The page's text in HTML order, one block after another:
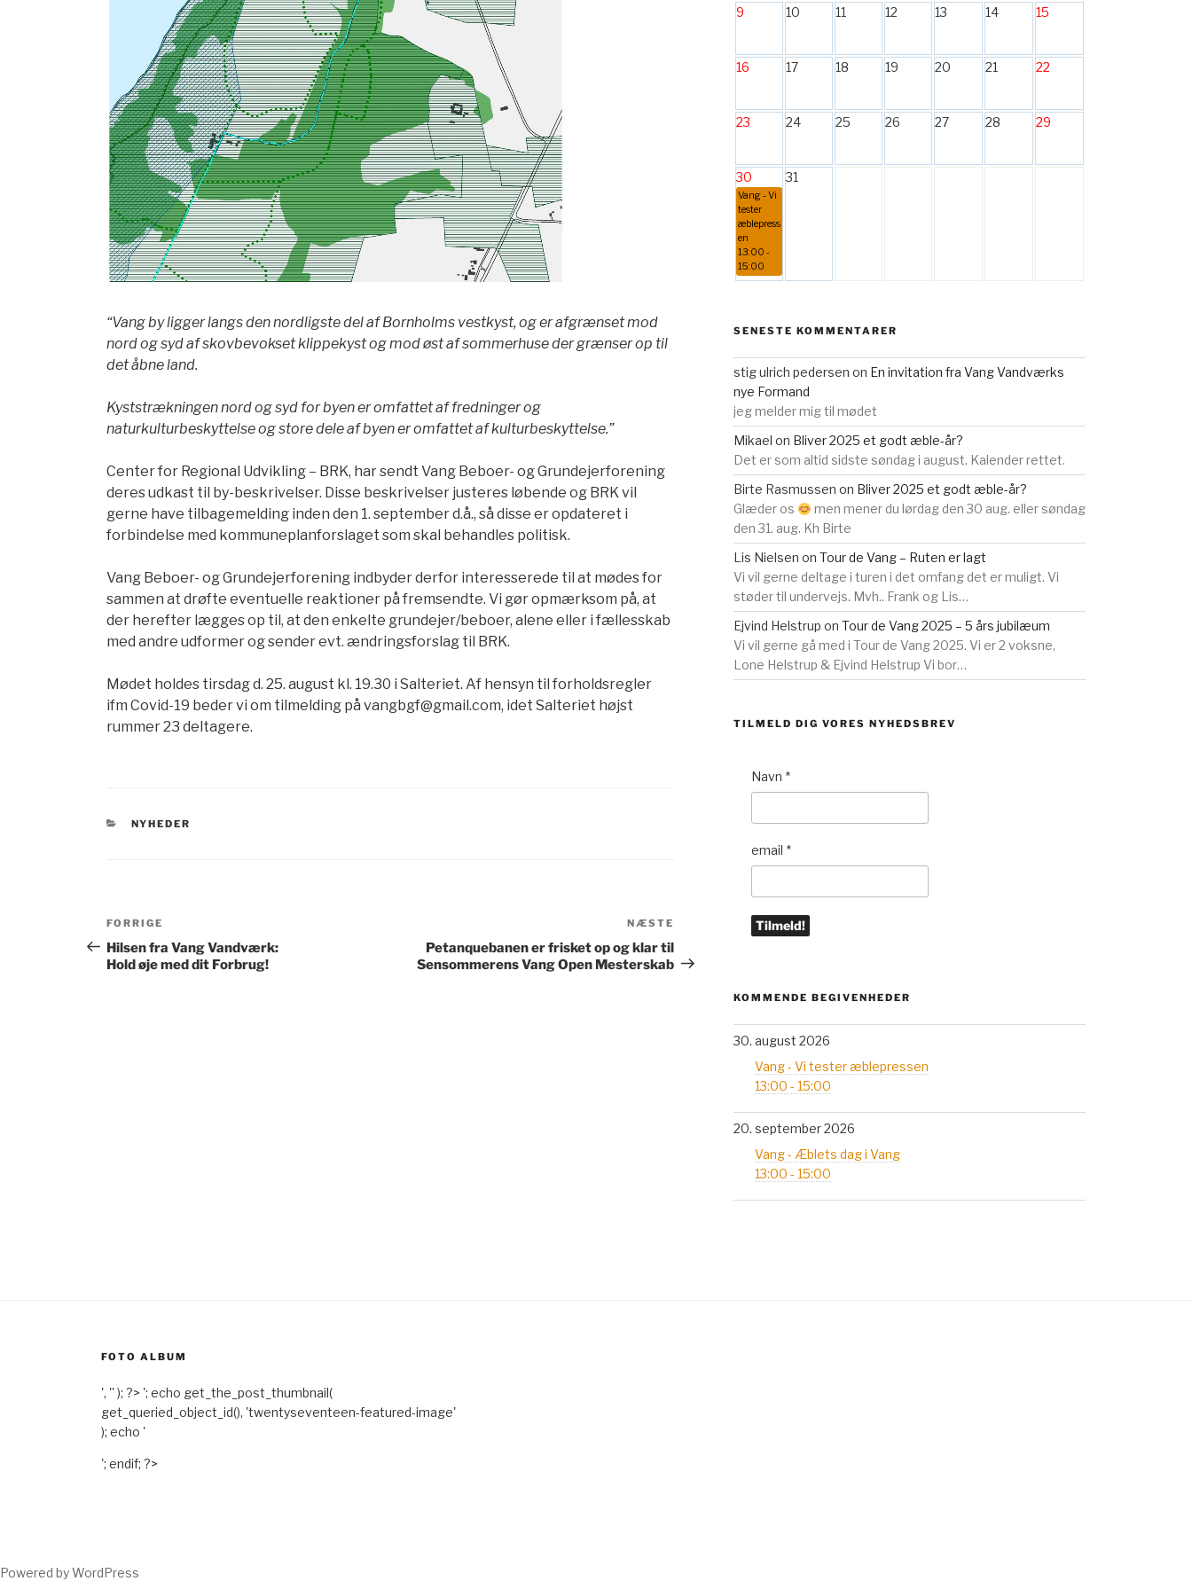
“Vang by ligger langs den nordligste del af Bornholms vestkyst, og er afgrænset mod
nord og syd af skovbevokset klippekyst og mod øst af sommerhuse der grænser op til
det åbne land.
Kyststrækningen nord og syd for byen er omfattet af fredninger og
naturkulturbeskyttelse og store dele af byen er omfattet af kulturbeskyttelse.”
Center for Regional Udvikling – BRK, har sendt Vang Beboer- og Grundejerforening
deres udkast til by-beskrivelser. Disse beskrivelser justeres løbende og BRK vil
gerne have tilbagemelding inden den 1. september d.å., så disse er opdateret i
forbindelse med kommuneplanforslaget som skal behandles politisk.
Vang Beboer- og Grundejerforening indbyder derfor interesserede til at mødes for
sammen at drøfte eventuelle reaktioner på fremsendte. Vi gør opmærksom på, at
der herefter lægges op til, at den enkelte grundejer/beboer, alene eller i fællesskab
med andre udformer og sender evt. ændringsforslag til BRK.
Mødet holdes tirsdag d. 25. august kl. 19.30 i Salteriet. Af hensyn til forholdsregler
ifm Covid-19 beder vi om tilmelding på vangbgf@gmail.com, idet Salteriet højst
rummer 23 deltagere.
KATEGORIER
NYHEDER
Indlægsnavigation
Forrige
indlæg
FORRIGE
Hilsen fra Vang Vandværk:
Hold øje med dit Forbrug!
indlæg
NÆSTE
Petanquebanen er frisket op og klar til
Sensommerens Vang Open Mesterskab
9 10 11 12 13 14 15
16 17 18 19 20 21 22
23 24 25 26 27 28 29
30
Vang - Vi
tester
æblepress
en
13:00 -
15:00
31
SENESTE KOMMENTARER
stig ulrich pedersen on En invitation fra Vang Vandværks
nye Formand
jeg melder mig til mødet
Mikael on Bliver 2025 et godt æble-år?
Det er som altid sidste søndag i august. Kalender rettet.
Birte Rasmussen on Bliver 2025 et godt æble-år?
Glæder os
men mener du lørdag den 30 aug. eller søndag
den 31. aug. Kh Birte
Lis Nielsen on Tour de Vang – Ruten er lagt
Vi vil gerne deltage i turen i det omfang det er muligt. Vi
støder til undervejs. Mvh.. Frank og Lis…
Ejvind Helstrup on Tour de Vang 2025 – 5 års jubilæum
Vi vil gerne gå med i Tour de Vang 2025. Vi er 2 voksne,
Lone Helstrup & Ejvind Helstrup Vi bor…
TILMELD DIG VORES NYHEDSBREV
Navn *
email *
KOMMENDE BEGIVENHEDER
30. august 2026
Vang - Vi tester æblepressen
13:00 - 15:00
20. september 2026
Vang - Æblets dag i Vang
13:00 - 15:00
FOTO ALBUM
', '' ); ?> '; echo get_the_post_thumbnail(
get_queried_object_id(), 'twentyseventeen-featured-image'
); echo '
'; endif; ?>
Powered by WordPress